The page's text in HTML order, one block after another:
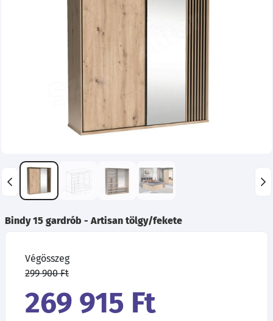
Bindy 15 gardrób - Artisan tölgy/fekete
Végösszeg
299 900 Ft
269 915 Ft